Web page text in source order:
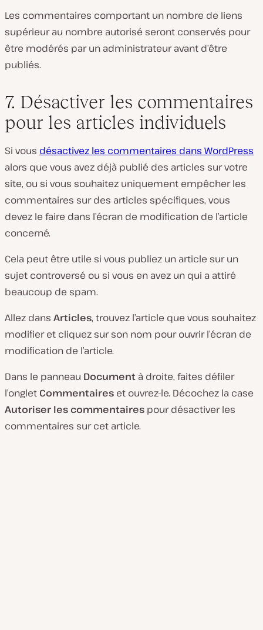
Les commentaires comportant un nombre de liens
supérieur au nombre autorisé seront conservés pour
être modérés par un administrateur avant d’être
publiés.
7. Désactiver les commentaires
pour les articles individuels
Si vous désactivez les commentaires dans WordPress
alors que vous avez déjà publié des articles sur votre
site, ou si vous souhaitez uniquement empêcher les
commentaires sur des articles spécifiques, vous
devez le faire dans l’écran de modification de l’article
concerné.
Cela peut être utile si vous publiez un article sur un
sujet controversé ou si vous en avez un qui a attiré
beaucoup de spam.
Allez dans Articles, trouvez l’article que vous souhaitez
modifier et cliquez sur son nom pour ouvrir l’écran de
modification de l’article.
Dans le panneau Document à droite, faites défiler
l’onglet Commentaires et ouvrez-le. Décochez la case
Autoriser les commentaires pour désactiver les
commentaires sur cet article.